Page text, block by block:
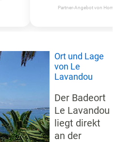
Partner-Angebot von
Ort und Lage
von Le
Lavandou
Der Badeort
Le Lavandou
liegt direkt
an der